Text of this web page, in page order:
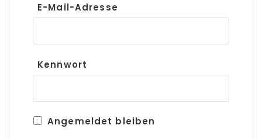
E-Mail-Adresse
Kennwort
Angemeldet bleiben